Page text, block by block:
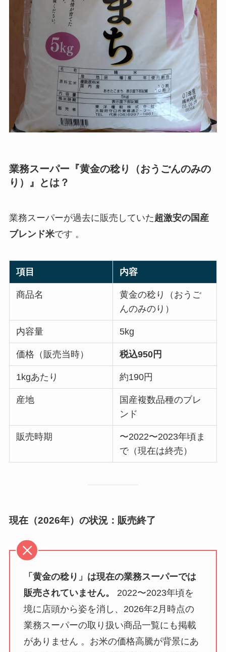
業務スーパー『黄金の稔り（おうごんのみの
り）』とは？
業務スーパーが過去に販売していた超激安の国産
ブレンド米です 。
項目 内容
商品名
黄金の稔り（おうご
んのみのり）
内容量 5kg
価格（販売当時） 税込950円
1kgあたり 約190円
産地
国産複数品種のブレ
ンド
販売時期
〜2022〜2023年頃ま
で（現在は終売）
現在（2026年）の状況：販売終了
「黄金の稔り」は現在の業務スーパーでは
販売されていません。
2022〜2023年頃を
境に店頭から姿を消し、2026年2月時点の
業務スーパーの取り扱い商品一覧にも掲載
がありません 。お米の価格高騰が背景にあ